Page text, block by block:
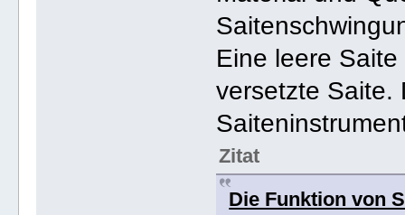
Eine leere
versetzte Saite.
Zitat
Die Funktion von